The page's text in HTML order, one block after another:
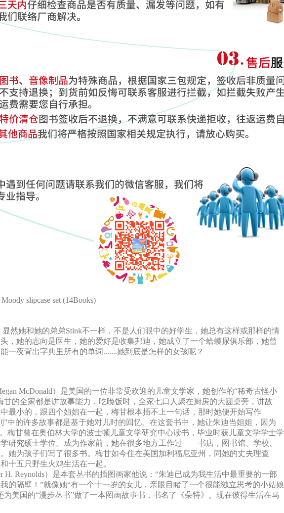
slipcase set (14Books)
显然她和她的弟弟Stink不一样，不是人们眼中的好学生，她总有这样或那样的情
，她的志向是医生，她的爱好是收集邦迪，她成立了一个蛤蟆尿俱乐部，她曾
一夜背出字典里所有的单词.......她到底是怎样的女孩呢？
McDonald）是美国的一位非常受欢迎的儿童文学家，她创作的“稀奇古怪小
甘的全家都是讲故事能力，吃晚饭时，全家七口人聚在厨房的大圆桌旁，讲故
最小的，跟四个姐姐在一起，梅甘根本插不上一句话，那时她便开始写作
”中的许多故事都是基于她对儿时的回忆。在这套书中，她让朱迪当姐姐，因为
梅甘曾在奥伯林大学的波士顿儿童文学研究中心读书，毕业时获儿童文学学士学
研究硕士学位。成为作家前，她在很多地方工作过——书店，图书馆、学校、
她为孩子们写了很多书。梅甘如今住在美国加利福尼亚州，同她的丈夫理查
十五只野生火鸡生活在一起。
H. Reynolds）是本套丛书的插图画家他说：“朱迪已成为我生活中最重要的一部
的隔壁！”就像她“有一个十一岁的女儿，亲眼目睹了一个很能独立思考的小姑娘
为美国的“漫步丛书”做了一本图画故事书，书名了《朵特》。现在彼得生活在马